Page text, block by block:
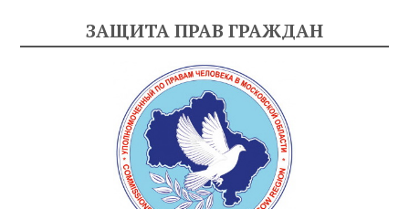
ЗАЩИТА ПРАВ ГРАЖДАН